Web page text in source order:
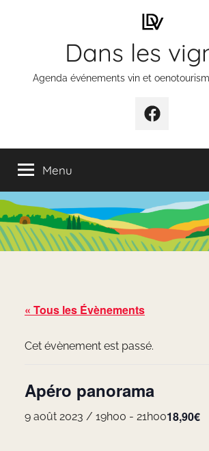
Dans les
Agenda événements vin et
Élément
menu
Menu
« Tous les Évènements
Cet évènement est passé.
Apéro panorama
9 août 2023 / 19h00 - 21h0018,90€